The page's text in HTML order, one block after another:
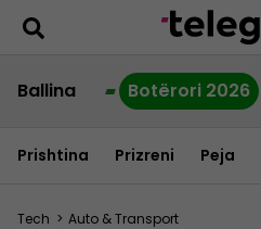
Ballina Botërori 2026
Prishtina Prizreni Peja
Tech > Auto & Transport